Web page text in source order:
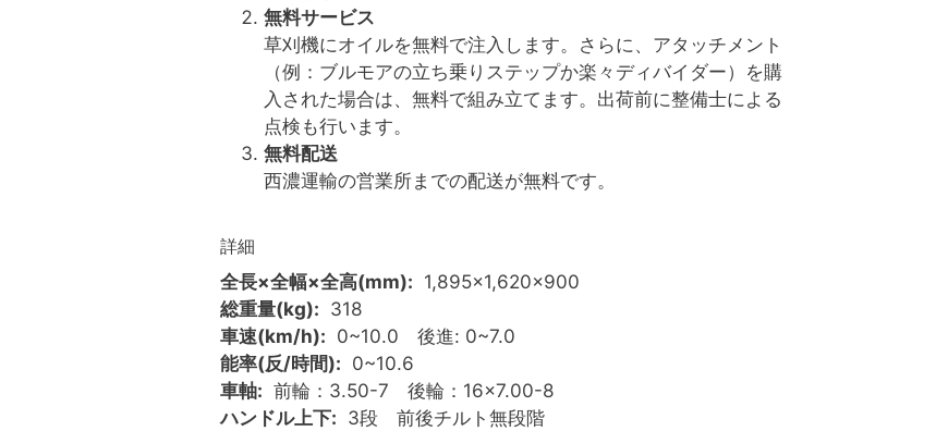
無料サービス
草刈機にオイルを無料で注入します。さらに、アタッチメント
（例：ブルモアの立ち乗りステップか楽々ディバイダー）を購
入された場合は、無料で組み立てます。出荷前に整備士による
点検も行います。
無料配送
西濃運輸の営業所までの配送が無料です。
詳細
全長×全幅×全高(mm)
1,895×1,620×900
総重量(kg)
318
車速(km/h)
0~10.0 後進: 0~7.0
能率(反/時間)
0~10.6
車軸
前輪：3.50-7 後輪：16×7.00-8
ハンドル上下
3段 前後チルト無段階